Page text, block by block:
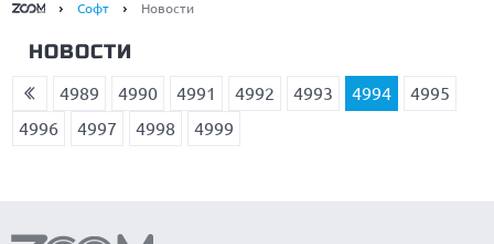
Софт Новости
НОВОСТИ
4989 4990 4991 4992 4993 4994
4995
4996
4997 4998 4999